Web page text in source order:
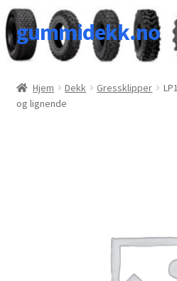
Hopp
til
navigasjon
Hopp
til
innhold
gummidekk.no
Hjem Dekk Gressklipper
og lignende